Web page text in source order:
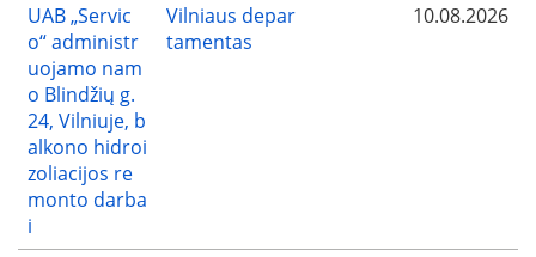
UAB „Servic
o“ administr
uojamo nam
o Blindžių g.
24, Vilniuje, b
alkono hidroi
zoliacijos re
monto darba
i
Vilniaus depar
tamentas
10.08.2026